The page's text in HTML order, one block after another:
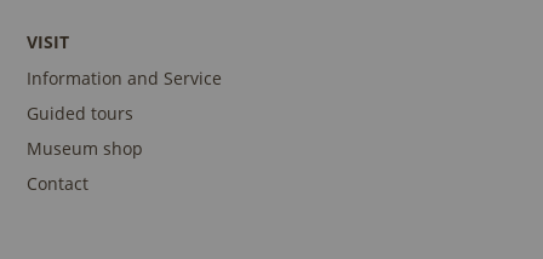
VISIT
Information and Service
Guided tours
Museum shop
Contact